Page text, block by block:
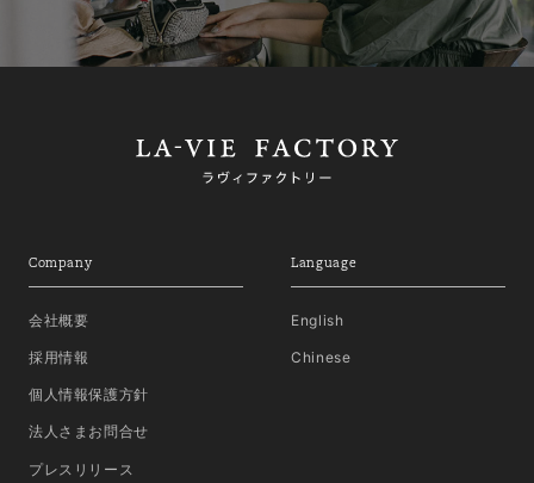
Company
会社概要
採用情報
個人情報保護方針
法人さまお問合せ
プレスリリース
Language
English
Chinese